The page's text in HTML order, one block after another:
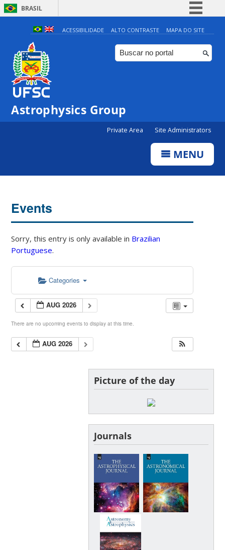
BRASIL
Simplifique!
Comunica BR
Participe
ACESSIBILIDADE ALTO CONTRASTE MAPA DO SITE
Astrophysics Group
Private Area Site Administrators
MENU
Events
Sorry, this entry is only available in Brazilian
Portuguese.
Categories
AUG 2026
There are no upcoming events to display at this time.
AUG 2026
Picture of the day
Journals